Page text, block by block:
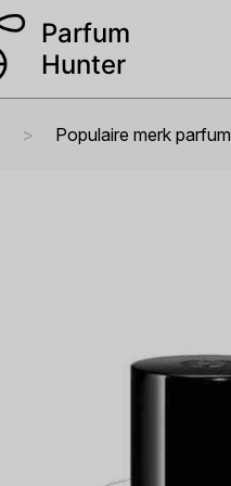
Populaire merk parfum